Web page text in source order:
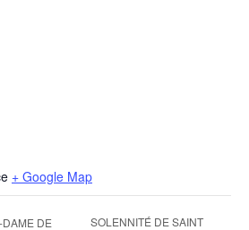
+ Google Map
DE
SOLENNITÉ DE SAINT